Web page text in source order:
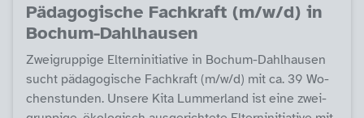
Päda­go­gi­sche Fach­kraft (m/w/d) in
Bochum-Dahl­hau­sen
Zwei­grup­pi­ge El­tern­in­i­tia­ti­ve in Bochum-Dahl­hau­sen
sucht päda­go­gi­sche Fach­kraft (m/w/d) mit ca. 39 Wo­
chen­stun­den. Un­se­re Ki­ta Lum­mer­land ist ei­ne zwei­